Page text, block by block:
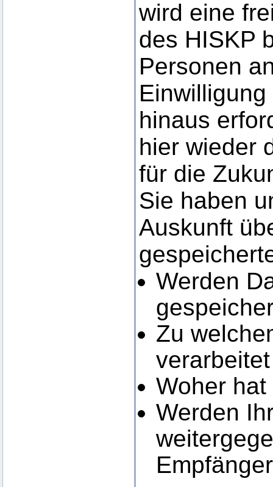
wird eine
des HISKP
Personen
hinaus
hier wieder
für die
Sie haben
Auskunft
Werden
Zu
Woher
Werden